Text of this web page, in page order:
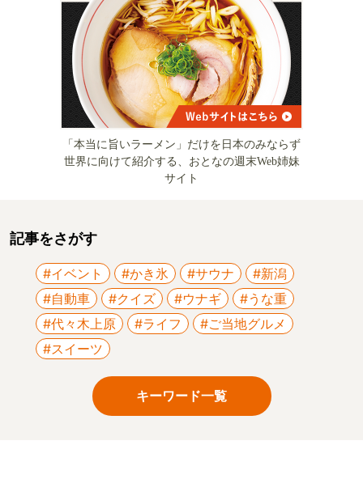
「本当に旨いラーメン」だけを日本のみならず
世界に向けて紹介する、おとなの週末Web姉妹
サイト
記事をさがす
#イベント #かき氷 #サウナ
#新潟
#自動車
#クイズ #ウナギ
#うな重
#代々木上原
#ライフ
#ご当地グルメ
#スイーツ
キーワード一覧